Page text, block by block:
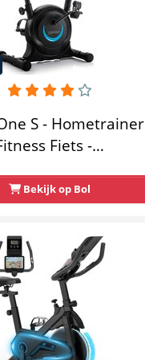
S - Hometrainer
Fiets -
-
te
-
- Homegym
structuur - Max.
110 kg -
Blauw
Bekijk op Bol